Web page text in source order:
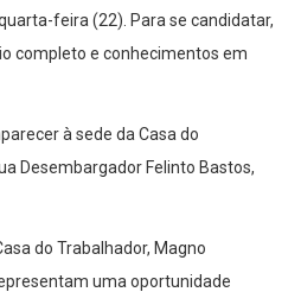
feira (22). Para se candidatar,
completo e conhecimentos em
à sede da Casa do
Desembargador Felinto Bastos,
do Trabalhador, Magno
uma oportunidade